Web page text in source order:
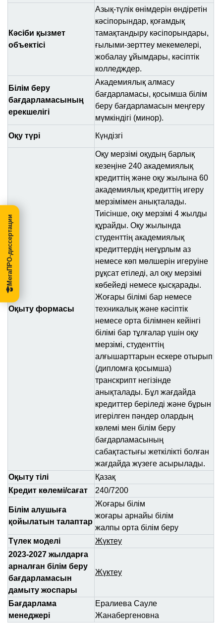
Кәсіби қызмет
объектісі
Азық-түлік өнімдерін өндіретін
кәсіпорындар, қоғамдық
тамақтандыру кәсіпорындары,
ғылыми-зерттеу мекемелері,
жобалау ұйымдары, кәсіптік
колледждер.
Білім беру
бағдарламасының
ерекшелігі
Академиялық алмасу
бағдарламасы, қосымша білім
беру бағдарламасын меңгеру
мүмкіндігі (минор).
Оқу түрі Күндізгі
Оқыту формасы
Оқу мерзімі оқудың барлық
кезеңіне 240 академиялық
кредиттің және оқу жылына 60
академиялық кредиттің игеру
мерзімімен анықталады.
Тиісінше, оқу мерзімі 4 жылды
құрайды. Оқу жылында
студенттің академиялық
кредиттердің неғұрлым аз
немесе көп мөлшерін игеруіне
рұқсат етіледі, ал оқу мерзімі
көбейеді немесе қысқарады.
Жоғары білімі бар немесе
техникалық және кәсіптік
немесе орта білімнен кейінгі
білімі бар тұлғалар үшін оқу
мерзімі, студенттің
алғышарттарын ескере отырып
(дипломға қосымша)
транскрипт негізінде
анықталады. Бұл жағдайда
кредиттер беріледі және бұрын
игерілген пәндер олардың
көлемі мен білім беру
бағдарламасының
сабақтастығы жеткілікті болған
жағдайда жүзеге асырылады.
Оқыту тілі
Қазақ
Кредит көлемі/сағат
240/7200
Білім алушыға
қойылатын талаптар
Жоғары білім
жоғары арнайы білім
жалпы орта білім беру
Түлек моделі
Жүктеу
2023-2027 жылдарға
арналған білім беру
бағдарламасын
дамыту жоспары
Жүктеу
Бағдарлама
менеджері
Ералиева Сауле
Жанабергеновна
МегаПРО-диссертации